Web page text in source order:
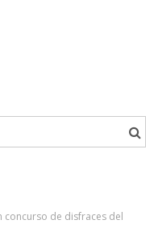
concurso de disfraces del